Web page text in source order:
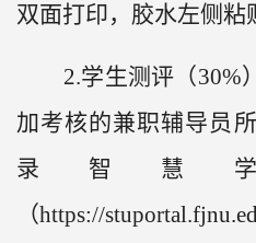
双面打印，胶水左侧粘
2.学生测评（30%
加考核的兼职辅导员
录智慧
（https://